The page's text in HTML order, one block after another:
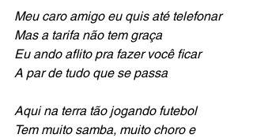
Meu caro amigo eu quis até telefonar
Mas a tarifa não tem graça
Eu ando aflito pra fazer você ficar
A par de tudo que se passa
Aqui na terra tão jogando futebol
Tem muito samba, muito choro e